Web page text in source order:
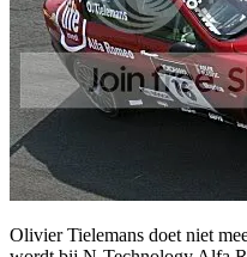
Olivier Tielemans doet niet